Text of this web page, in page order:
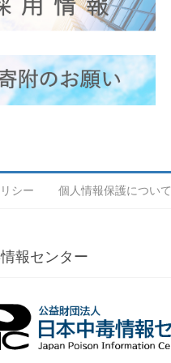
シー 個人情報保護について
報センター